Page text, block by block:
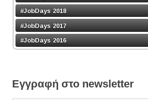
#JobDays 2018
#JobDays 2017
#JobDays 2016
Εγγραφή στο newsletter